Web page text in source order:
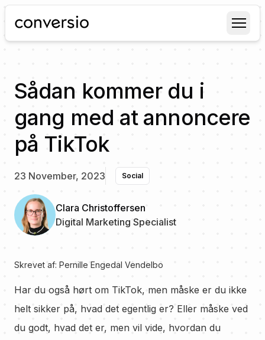
Conversio
Sådan kommer du i
gang med at annoncere
på TikTok
23 November, 2023 Social
Clara Christoffersen
Digital Marketing Specialist
Skrevet af: Pernille Engedal Vendelbo
Har du også hørt om TikTok, men måske er du ikke
helt sikker på, hvad det egentlig er? Eller måske ved
du godt, hvad det er, men vil vide, hvordan du